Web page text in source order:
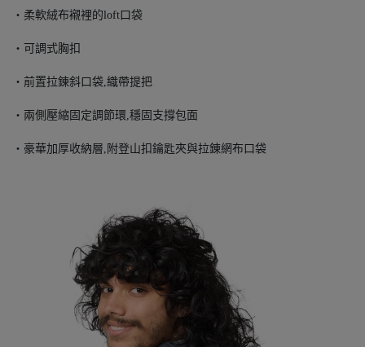
・柔軟絨布襯裡的loft口袋
・可調式胸扣
・前置拉錬斜口袋,織帶提把
・兩側壓縮固定調節環,穩固支撐包面
・豪華加厚收納層,附登山扣鑰匙夾與拉錬網布口袋